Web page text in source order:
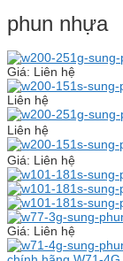
phun nhựa
Giá: Liên hệ
Liên hệ
Liên hệ
Giá: Liên hệ
Giá: Liên hệ